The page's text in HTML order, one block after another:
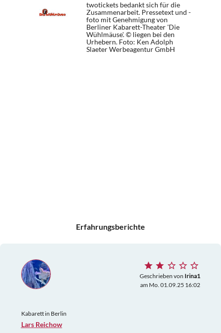
twotickets bedankt sich für die
Zusammenarbeit. Pressetext und -
foto mit Genehmigung von
Berliner Kabarett-Theater 'Die
Wühlmäuse'. © liegen bei den
Urhebern. Foto: Ken Adolph
Slaeter Werbeagentur GmbH
Erfahrungsberichte
Geschrieben von Irina1
am Mo. 01.09.25 16:02
Kabarett in Berlin
Lars Reichow